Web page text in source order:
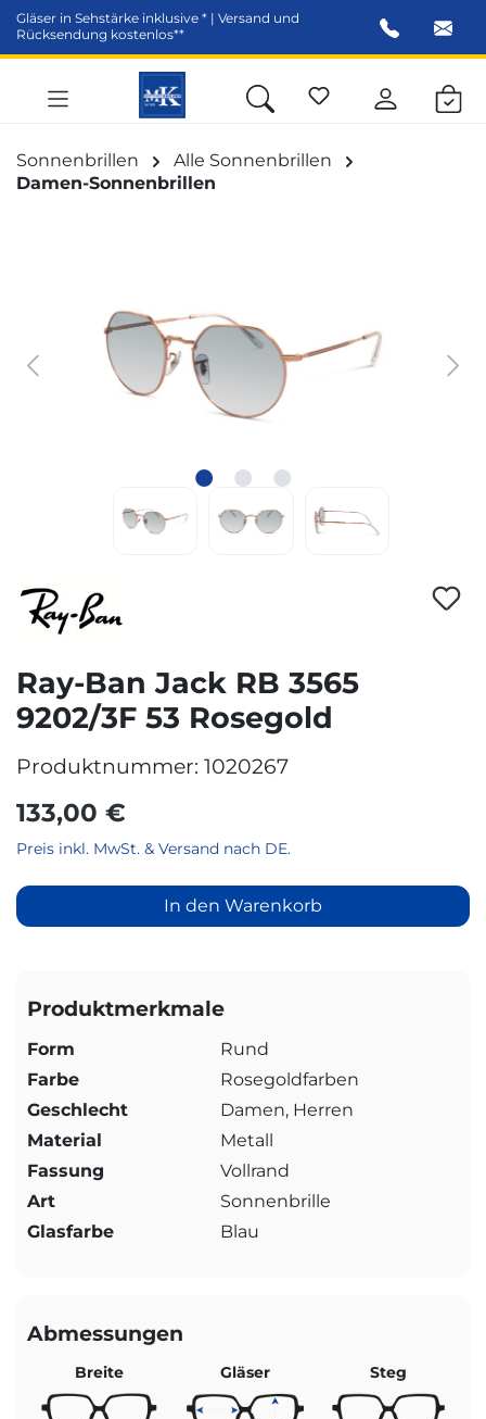
springen
Gläser in Sehstärke inklusive * | Versand und
Rücksendung kostenlos**
Sonnenbrillen
Alle Sonnenbrillen
Damen-Sonnenbrillen
Ray-Ban Jack RB 3565
9202/3F 53 Rosegold
Produktnummer: 1020267
133,00 €
Preis inkl. MwSt. & Versand nach DE.
In den Warenkorb
Produktmerkmale
Form
Rund
Farbe
Rosegoldfarben
Geschlecht
Damen, Herren
Material
Metall
Fassung
Vollrand
Art
Sonnenbrille
Glasfarbe
Blau
Abmessungen
Breite Gläser Steg